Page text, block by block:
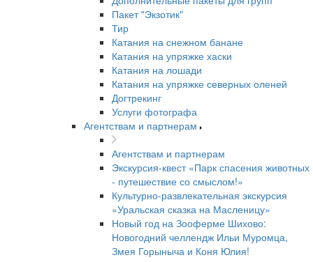
Пакет "Экзотик"
Тир
Катания на снежном банане
Катания на упряжке хаски
Катания на лошади
Катания на упряжке северных оленей
Догтрекинг
Услуги фотографа
Агентствам и партнерам
Агентствам и партнерам
Экскурсия-квест «Парк спасения животных
- путешествие со смыслом!»
Культурно-развлекательная экскурсия
«Уральская сказка на Масленицу»
Новый год на Зооферме Шихово:
Новогодний челлендж Ильи Муромца,
Змея Горыныча и Коня Юлия!